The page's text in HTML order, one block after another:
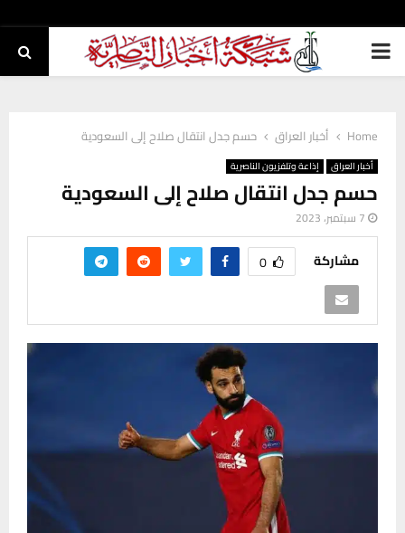
PRIMARY
Home أخبار العراق حسم جدل انتقال صلاح إلى السعودية
أخبار العراق إذاعة وتلفزيون الناصرية
حسم جدل انتقال صلاح إلى السعودية
7 سبتمبر، 2023
مشاركة 0